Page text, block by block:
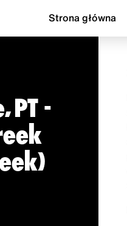
Strona główna
PT -